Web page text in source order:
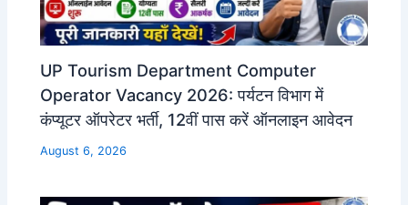
UP Tourism Department Computer
Operator Vacancy 2026: पर्यटन विभाग में
कंप्यूटर ऑपरेटर भर्ती, 12वीं पास करें ऑनलाइन आवेदन
August 6, 2026